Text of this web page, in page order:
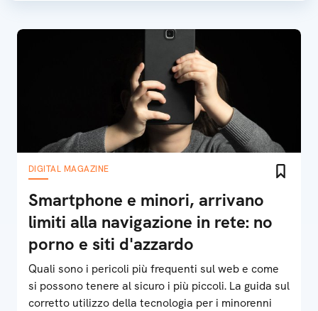
DIGITAL MAGAZINE
Smartphone e minori, arrivano
limiti alla navigazione in rete: no
porno e siti d'azzardo
Quali sono i pericoli più frequenti sul web e come
si possono tenere al sicuro i più piccoli. La guida sul
corretto utilizzo della tecnologia per i minorenni